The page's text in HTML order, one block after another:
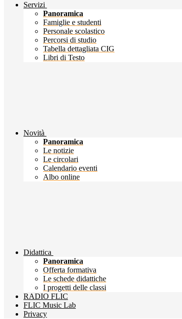
Servizi
Panoramica
Famiglie e studenti
Personale scolastico
Percorsi di studio
Tabella dettagliata CIG
Libri di Testo
Novità
Panoramica
Le notizie
Le circolari
Calendario eventi
Albo online
Didattica
Panoramica
Offerta formativa
Le schede didattiche
I progetti delle classi
RADIO FLIC
FLIC Music Lab
Privacy